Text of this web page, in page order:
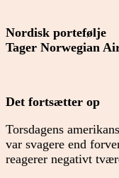
Nordisk portefølje
Tager Norwegian
Det fortsætter op
Torsdagens
var svagere end
reagerer negativt